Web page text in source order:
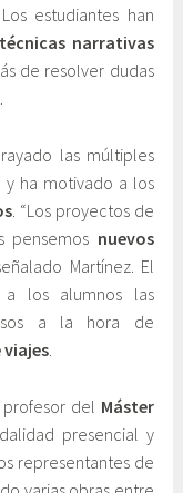
estudiantes han
técnicas narrativas
de resolver dudas
las múltiples
y ha motivado a los
. “Los proyectos de
pensemos nuevos
Martínez. El
los alumnos las
a la hora de
del Máster
presencial y
representantes de